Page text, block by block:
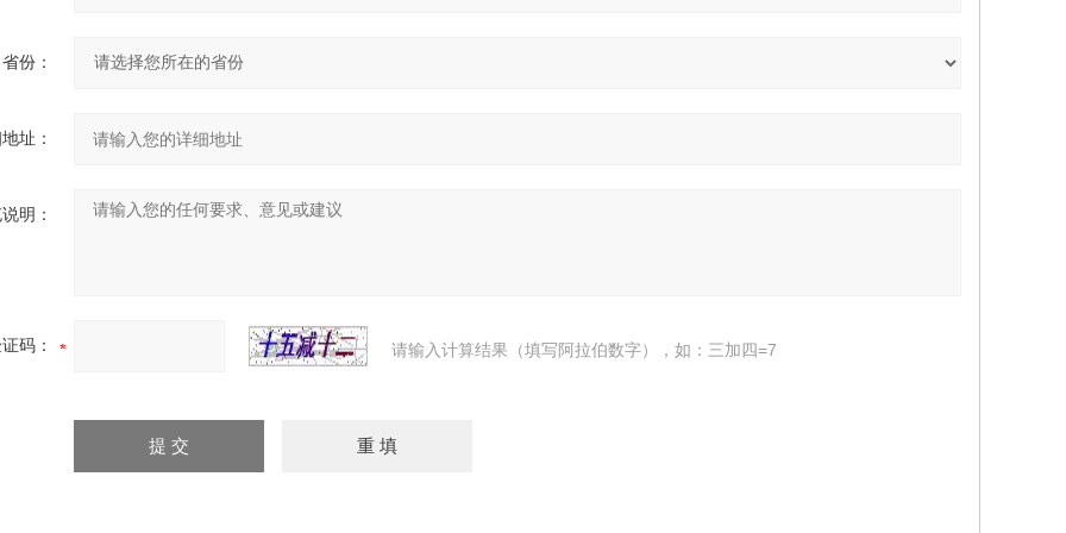
省份：
址：
明：
码： 请输入计算结果（填写阿拉伯数字），如：三加四=7